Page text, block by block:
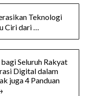
Teknologi
Ciri dari …
Seluruh Rakyat
Digital dalam
juga 4 Panduan